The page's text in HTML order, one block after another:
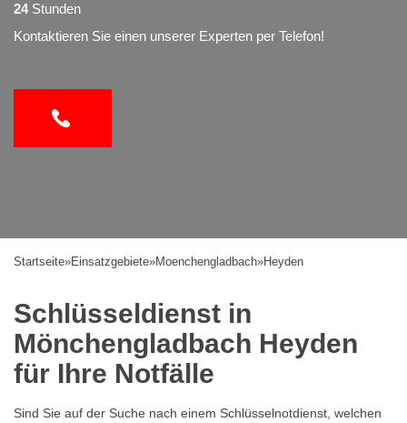
24Stunden
Kontaktieren Sie einen unserer Experten per Telefon!
Startseite»Einsatzgebiete»Moenchengladbach»Heyden
Schlüsseldienst in
Mönchengladbach Heyden
für Ihre Notfälle
Sind Sie auf der Suche nach einem Schlüsselnotdienst, welchen